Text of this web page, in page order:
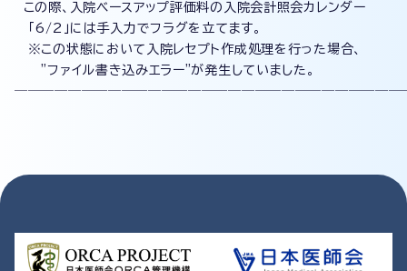
この際、入院ベースアップ評価料の入院会計照会カレンダー
「6/2」には手入力でフラグを立てます。
※この状態において入院レセプト作成処理を行った場合、
"ファイル書き込みエラー"が発生していました。